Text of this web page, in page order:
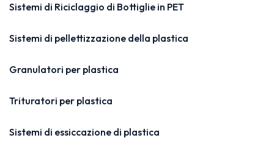
Sistemi di Riciclaggio di Bottiglie in PET
Sistemi di pellettizzazione della plastica
Granulatori per plastica
Trituratori per plastica
Sistemi di essiccazione di plastica